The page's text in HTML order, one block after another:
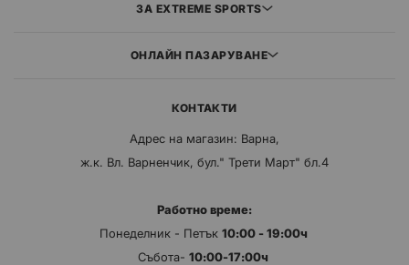
ЗА EXTREME SPORTS
ОНЛАЙН ПАЗАРУВАНЕ
КОНТАКТИ
Адрес на магазин: Варна,
ж.к. Вл. Варненчик, бул." Трети Март" бл.4
Работно време:
Понеделник - Петък 10:00 - 19:00ч
Събота- 10:00-17:00ч